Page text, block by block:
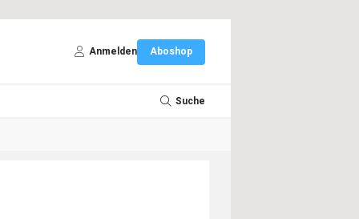
Anmelden Aboshop
Suche